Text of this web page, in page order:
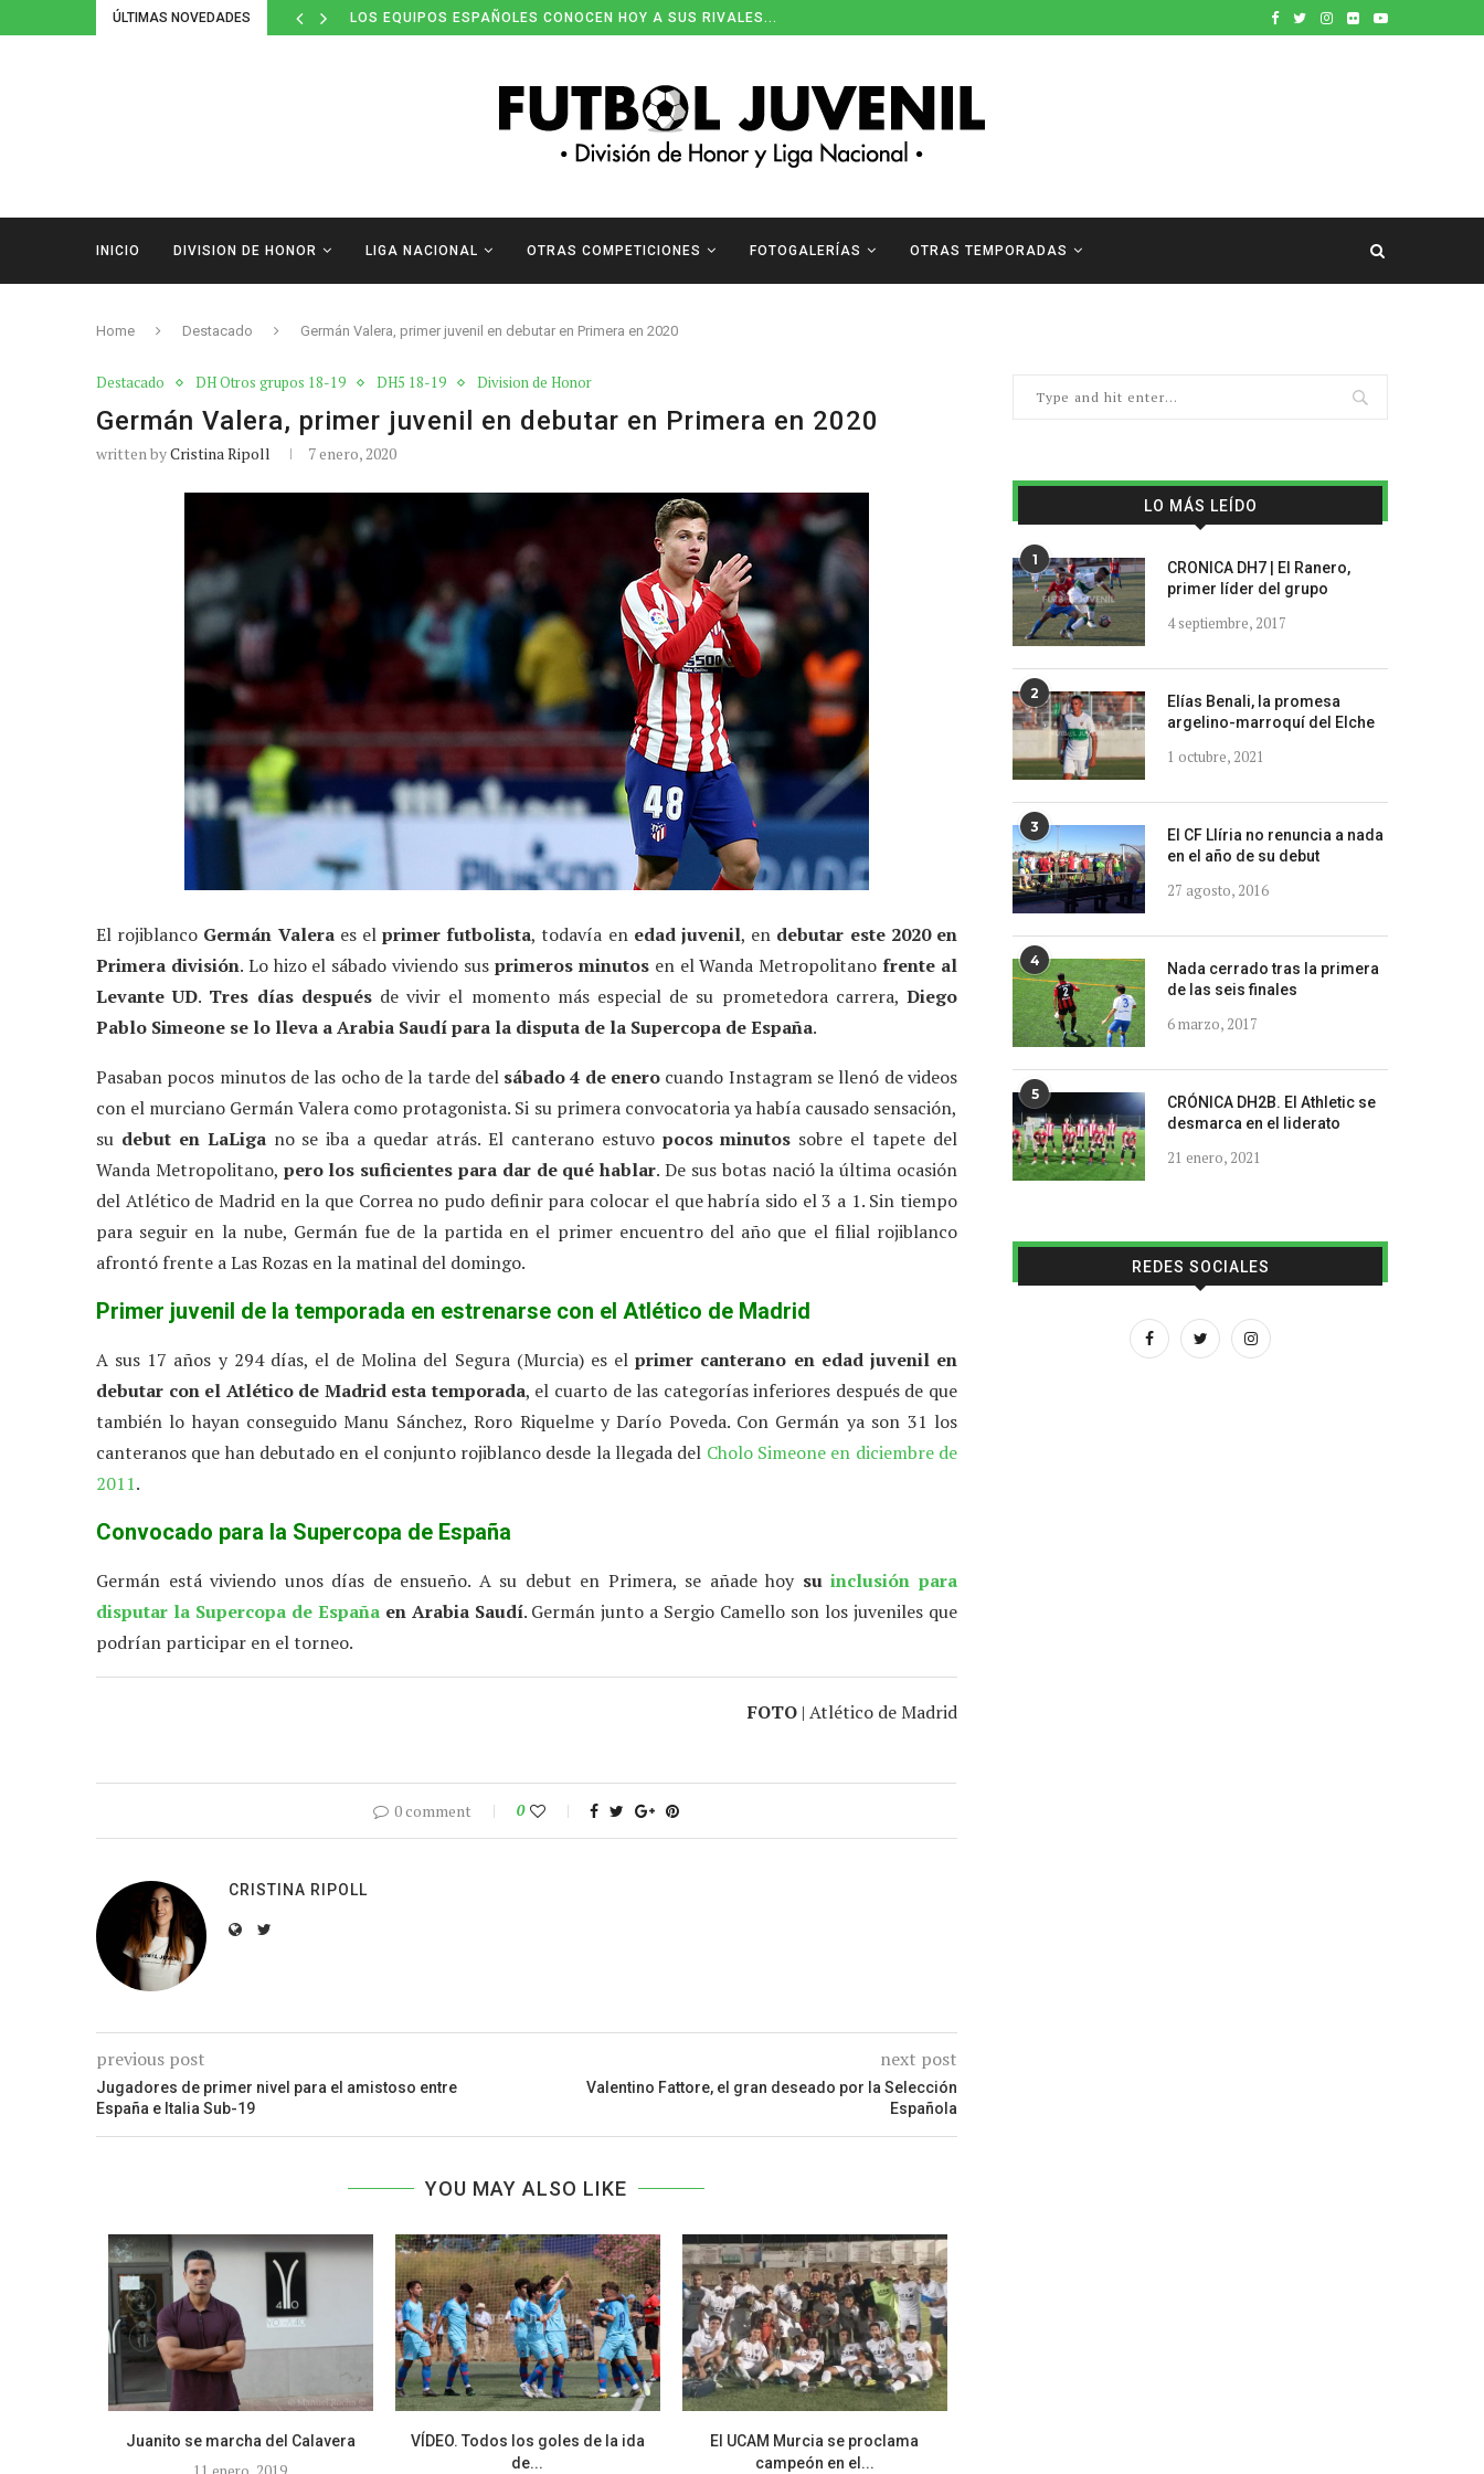
ÚLTIMAS NOVEDADES LOS EQUIPOS ESPAÑOLES CONOCEN HOY A SUS RIVALES...
INICIO DIVISION DE HONOR LIGA NACIONAL OTRAS COMPETICIONES FOTOGALERÍAS OTRAS TEMPORADAS
Home Destacado Germán Valera, primer juvenil en debutar en Primera en 2020
Destacado DH Otros grupos 18-19 DH5 18-19 Division de Honor
Germán Valera, primer juvenil en debutar en Primera en 2020
written byCristina Ripoll 7 enero, 2020
El rojiblanco Germán Valeraes elprimer futbolista, todavía en edad juvenil, en debutar este 2020 en
Primera división. Lo hizo el sábado viviendo sus primeros minutosen el Wanda Metropolitanofrente al
Levante UD. Tres días despuésde vivir el momento más especial de su prometedora carrera,Diego
Pablo Simeone se lo lleva a Arabia Saudí para la disputa de la Supercopa de España.
Pasaban pocos minutos de las ocho de la tarde del sábado 4 de enero cuando Instagram se llenó de videos
con el murciano Germán Valera como protagonista. Si su primera convocatoria ya había causado sensación,
su debut en LaLigano se iba a quedar atrás. El canterano estuvo pocos minutos sobre el tapete del
Wanda Metropolitano, pero los suficientes para dar de qué hablar. De sus botas nació la última ocasión
del Atlético de Madrid en la que Correa no pudo definir para colocar el que habría sido el 3 a 1. Sin tiempo
para seguir en la nube, Germán fue de la partida en el primer encuentro del año que el filial rojiblanco
afrontó frente a Las Rozas en la matinal del domingo.
Primer juvenil de la temporada en estrenarse con el Atlético de Madrid
A sus 17 años y 294 días, el de Molina del Segura (Murcia) es elprimer canterano en edad juvenil en
debutar con el Atlético de Madrid esta temporada, el cuarto de las categorías inferiores después de que
también lo hayan conseguido Manu Sánchez, Roro Riquelme y Darío Poveda. Con Germán ya son 31 los
canteranos que han debutado en el conjunto rojiblanco desde la llegada del Cholo Simeone en diciembre de
2011.
Convocado para la Supercopa de España
Germán está viviendo unos días de ensueño. A su debut en Primera, se añade hoy suinclusión para
disputar la Supercopa de Españaen Arabia Saudí. Germán junto a Sergio Camello son los juveniles que
podrían participar en el torneo.
FOTO| Atlético de Madrid
0 comment 0
CRISTINA RIPOLL
previous post
Jugadores de primer nivel para el amistoso entre
España e Italia Sub-19
next post
Valentino Fattore, el gran deseado por la Selección
Española
YOU MAY ALSO LIKE
Juanito se marcha del Calavera
VÍDEO. Todos los goles de la ida
de...
El UCAM Murcia se proclama
campeón en el...
LO MÁS LEÍDO
1
CRONICA DH7 | El Ranero,
primer líder del grupo
4 septiembre, 2017
2
Elías Benali, la promesa
argelino-marroquí del Elche
1 octubre, 2021
3
El CF Llíria no renuncia a nada
en el año de su debut
27 agosto, 2016
4
Nada cerrado tras la primera
de las seis finales
6 marzo, 2017
5
CRÓNICA DH2B. El Athletic se
desmarca en el liderato
21 enero, 2021
REDES SOCIALES